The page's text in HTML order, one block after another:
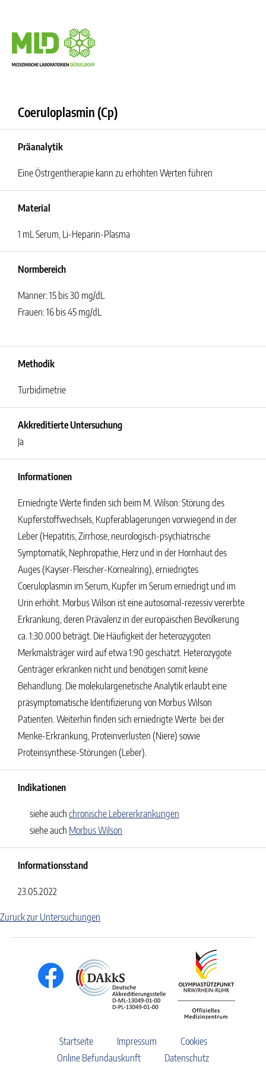
Coeruloplasmin (Cp)
Präanalytik
Eine Östrgentherapie kann zu erhöhten Werten führen
Material
1 mL Serum, Li-Heparin-Plasma
Normbereich
Männer: 15 bis 30 mg/dL
Frauen: 16 bis 45 mg/dL
Methodik
Turbidimetrie
Akkreditierte Untersuchung
Ja
Informationen
Erniedrigte Werte finden sich beim M. Wilson: Störung des
Kupferstoffwechsels, Kupferablagerungen vorwiegend in der
Leber (Hepatitis, Zirrhose, neurologisch-psychiatrische
Symptomatik, Nephropathie, Herz und in der Hornhaut des
Auges (Kayser-Fleischer-Kornealring), erniedrigtes
Coeruloplasmin im Serum, Kupfer im Serum erniedrigt und im
Urin erhöht. Morbus Wilson ist eine autosomal-rezessiv vererbte
Erkrankung, deren Prävalenz in der europäischen Bevölkerung
ca. 1:30.000 beträgt. Die Häufigkeit der heterozygoten
Merkmalsträger wird auf etwa 1:90 geschätzt. Heterozygote
Genträger erkranken nicht und benötigen somit keine
Behandlung. Die molekulargenetische Analytik erlaubt eine
präsymptomatische Identifizierung von Morbus Wilson
Patienten. Weiterhin finden sich erniedrigte Werte bei der
Menke-Erkrankung, Proteinverlusten (Niere) sowie
Proteinsynthese-Störungen (Leber).
Indikationen
siehe auch chronische Lebererkrankungen
siehe auch Morbus Wilson
Informationsstand
23.05.2022
Zuruck zur Untersuchungen
Startseite Impressum
Cookies
Online Befundauskunft
Datenschutz